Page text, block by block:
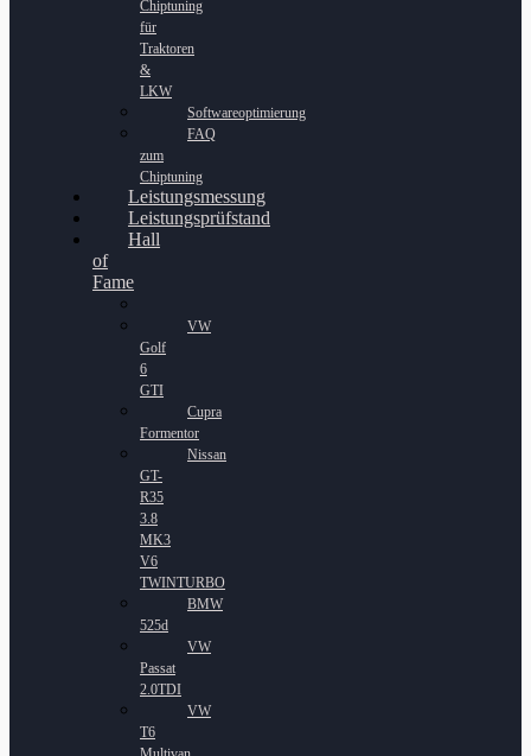
Chiptuning
für
Traktoren
&
LKW
Softwareoptimierung
FAQ
zum
Chiptuning
Leistungsmessung
Leistungsprüfstand
Hall
of
Fame
VW
Golf
6
GTI
Cupra
Formentor
Nissan
GT-
R35
3.8
MK3
V6
TWINTURBO
BMW
525d
VW
Passat
2.0TDI
VW
T6